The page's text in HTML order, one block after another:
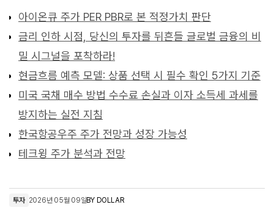
아이온큐 주가 PER PBR로 본 적정가치 판단
금리 인하 시점, 당신의 투자를 뒤흔들 글로벌 금융의 비
밀 시그널을 포착하라!
현금흐름 예측 모델: 상품 선택 시 필수 확인 5가지 기준
미국 국채 매수 방법 수수료 손실과 이자 소득세 과세를
방지하는 실전 지침
한국항공우주 주가 전망과 성장 가능성
테크윙 주가 분석과 전망
투자 2026년 05월 09일BY DOLLAR